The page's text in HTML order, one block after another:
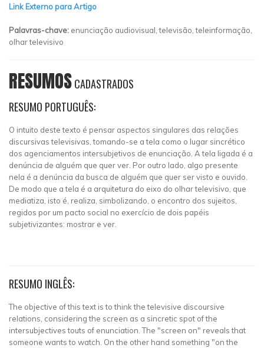
Link Externo para Artigo
Palavras-chave: enunciação audiovisual, televisão, teleinformação,
olhar televisivo
RESUMOSCADASTRADOS
RESUMO PORTUGUÊS:
O intuito deste texto é pensar aspectos singulares das relações
discursivas televisivas, tomando-se a tela como o lugar sincrético
dos agenciamentos intersubjetivos de enunciação. A tela ligada é a
denúncia de alguém que quer ver. Por outro lado, algo presente
nela é a denúncia da busca de alguém que quer ser visto e ouvido.
De modo que a tela é a arquitetura do eixo do olhar televisivo, que
mediatiza, isto é, realiza, simbolizando, o encontro dos sujeitos,
regidos por um pacto social no exercício de dois papéis
subjetivizantes: mostrar e ver.
RESUMO INGLÊS:
The objective of this text is to think the televisive discoursive
relations, considering the screen as a sincretic spot of the
intersubjectives touts of enunciation. The "screen on" reveals that
someone wants to watch. On the other hand something "on the